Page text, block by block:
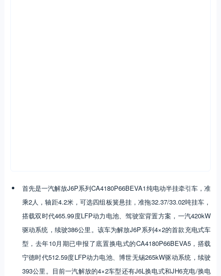
首先是一汽解放J6P系列CA4180P66BEVA1纯电动半挂牵引车，准
乘2人，轴距4.2米，可选四组板簧悬挂，准拖32.37/33.02吨挂车，
搭载双时代465.99度LFP动力电池、驾驶室背置方案，一汽420kW
驱动系统，续驶386公里。该车为解放J6P系列4×2的首款充电式车
型，去年10月期已申报了底置换电式的CA4180P66BEVA5，搭载
宁德时代512.59度LFP动力电池、博世无锡265kW驱动系统，续驶
393公里。目前一汽解放的4×2车型还有J6L换电式和JH6充电/换电